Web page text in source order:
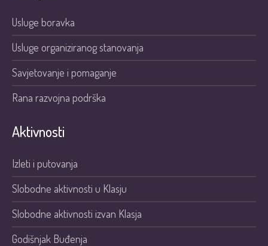
Usluge boravka
Usluge organiziranog stanovanja
Savjetovanje i pomaganje
Rana razvojna podrška
Aktivnosti
Izleti i putovanja
Slobodne aktivnosti u Klasju
Slobodne aktivnosti izvan Klasja
Godišnjak Buđenja